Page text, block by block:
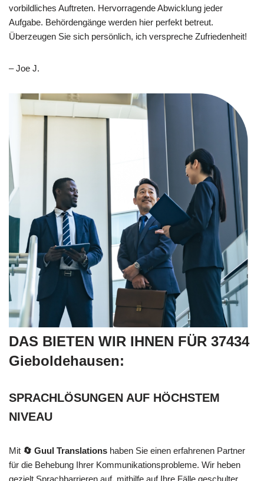
vorbildliches Auftreten. Hervorragende Abwicklung jeder
Aufgabe. Behördengänge werden hier perfekt betreut.
Überzeugen Sie sich persönlich, ich verspreche Zufriedenheit!
– Joe J.
DAS BIETEN WIR IHNEN FÜR 37434
Gieboldehausen:
SPRACHLÖSUNGEN AUF HÖCHSTEM
NIVEAU
Mit 🔄 Guul Translations haben Sie einen erfahrenen Partner
für die Behebung Ihrer Kommunikationsprobleme. Wir heben
gezielt Sprachbarrieren auf, mithilfe auf Ihre Fälle geschulter